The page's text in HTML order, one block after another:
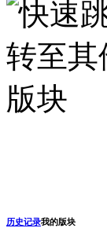
历史记录我的版块